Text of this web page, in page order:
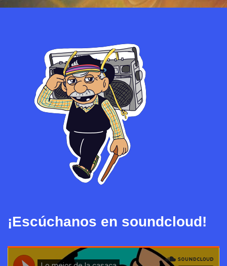
¡Escúchanos en soundcloud!